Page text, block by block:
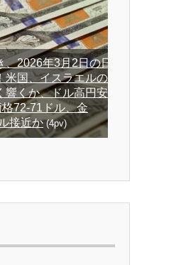
2026年3月2日の日
米国、イスラエルの
響くか、ドル高円安
72-71ドル、金
接近か(4pv)